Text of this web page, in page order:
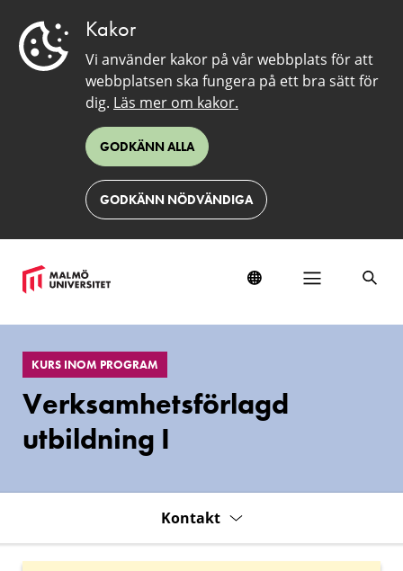
Kakor
Vi använder kakor på vår webbplats för att
webbplatsen ska fungera på ett bra sätt för
dig. Läs mer om kakor.
GODKÄNN ALLA
GODKÄNN NÖDVÄNDIGA
EduSinglePage
KURS INOM PROGRAM
Verksamhetsförlagd
utbildning I
Kontakt